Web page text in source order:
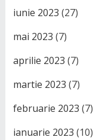
iunie 2023 (27)
mai 2023 (7)
aprilie 2023 (7)
martie 2023 (7)
februarie 2023 (7)
ianuarie 2023 (10)